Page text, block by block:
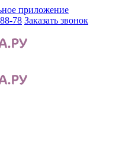
приложение
78 Заказать звонок